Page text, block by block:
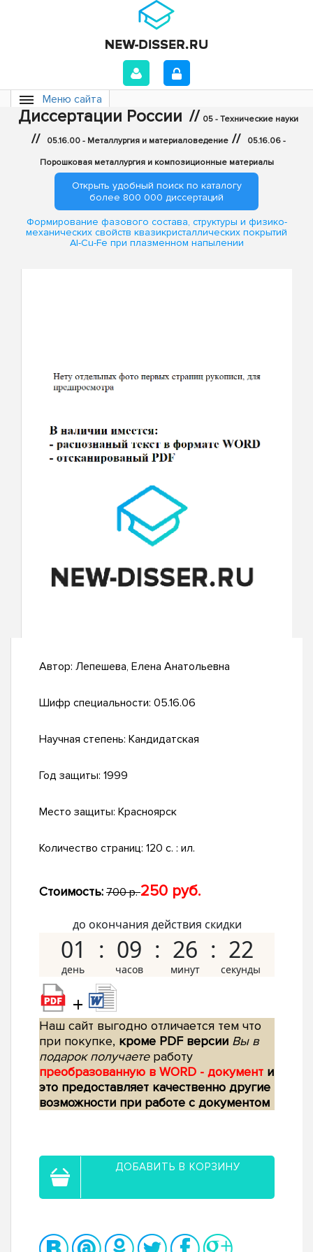
Меню сайта
Диссертации России // 05 - Технические науки
// 05.16.00 - Металлургия и материаловедение // 05.16.06 -
Порошковая металлургия и композиционные материалы
Открыть удобный поиск по каталогу
более 800 000 диссертаций
Формирование фазового состава, структуры и физико-
механических свойств квазикристаллических покрытий
Al-Cu-Fe при плазменном напылении
Автор: Лепешева, Елена Анатольевна
Шифр специальности: 05.16.06
Научная степень: Кандидатская
Год защиты: 1999
Место защиты: Красноярск
Количество страниц: 120 с. : ил.
Стоимость: 700 р.250 руб.
до окончания действия скидки
01 09 26 21
+
Наш сайт выгодно отличается тем что
при покупке, кроме PDF версии Вы в
подарок получаетеработу
преобразованную в WORD - документ и
это предоставляет качественно другие
возможности при работе с документом
ДОБАВИТЬ В КОРЗИНУ